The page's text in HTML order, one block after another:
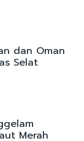
dan Oman
Selat
Merah